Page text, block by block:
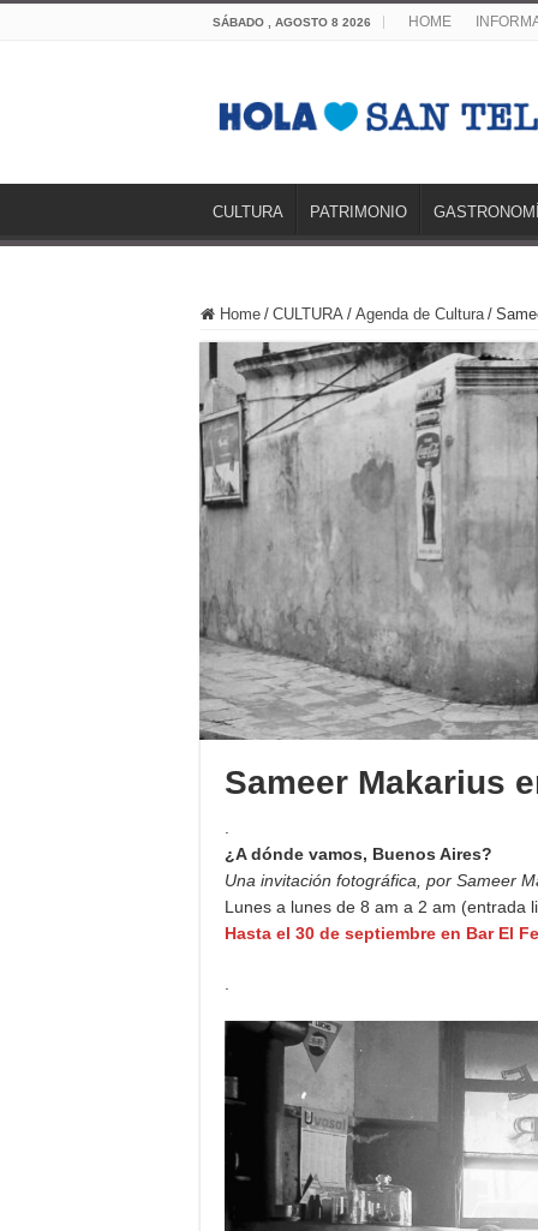
SÁBADO , AGOSTO 8 2026 HOME
CULTURA PATRIMONIO
Home / CULTURA / Agenda de Cultura /
Sameer Makarius
¿A dónde vamos, Buenos Aires?
Una invitación fotográfica, por Sameer
Lunes a lunes de 8 am a 2 am (entrada
Hasta el 30 de septiembre en Bar El